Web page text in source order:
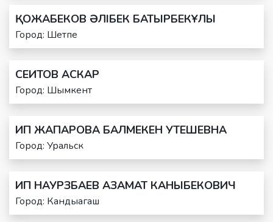
ҚОЖАБЕКОВ ӘЛІБЕК БАТЫРБЕКҰЛЫ
Город: Шетпе
СЕИТОВ АСКАР
Город: Шымкент
ИП ЖАПАРОВА БАЛМЕКЕН УТЕШЕВНА
Город: Уральск
ИП НАУРЗБАЕВ АЗАМАТ КАНЫБЕКОВИЧ
Город: Кандыагаш